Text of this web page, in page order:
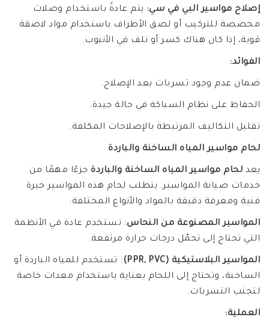
إصلاح مواسير البي في سي: يتم عادةً باستخدام وصلات
مخصصة للتركيب أو لصق الأطراف باستخدام مواد لاصقة
قوية، إذا كان هناك كسر أو تلف في الأنبوب.
الفوائد:
ضمان عدم وجود تسربات بعد الإصلاح.
الحفاظ على نظام السباكة في حالة جيدة.
تقليل التكاليف المرتبطة بالإصلاحات المكلفة.
لحام مواسير المياه الساخنة والباردة
يعد لحام مواسير المياه الساخنة والباردة جزءًا مهمًا من
خدمات صيانة المواسير. يتطلب لحام هذه المواسير خبرة
فنية ومعرفة دقيقة بالمواد والأنواع المختلفة:
المواسير المصنوعة من النحاس: تستخدم عادة في الأنظمة
التي تحتاج إلى تحمّل درجات حرارة مرتفعة.
المواسير البلاستيكية (PPR, PVC)
: تستخدم للمياه الباردة أو
الساخنة، وتحتاج إلى اللحام بعناية باستخدام معدات خاصة
لتجنب التسربات.
العملية: